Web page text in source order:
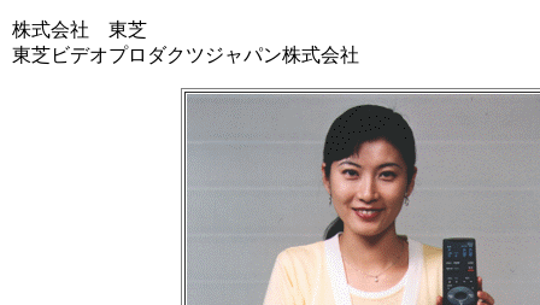
株式会社 東芝
東芝ビデオプロダクツジャパン株式会社